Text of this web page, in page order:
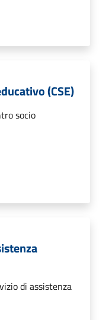
(CSE)
socio
di assistenza